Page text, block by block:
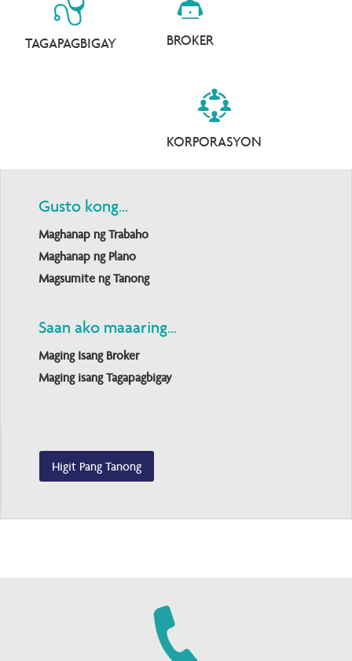
TAGAPAGBIGAY BROKER
KORPORASYON
Gusto kong...
Maghanap ng Trabaho
Maghanap ng Plano
Magsumite ng Tanong
Saan ako maaaring...
Maging Isang Broker
Maging isang Tagapagbigay
Higit Pang Tanong